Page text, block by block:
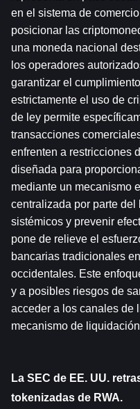
en el sistema de
posicionar las
una moneda nacional
los operadores
garantizar el
estrictamente el uso de
de ley permite
transacciones
enfrenten a restricciones
diseñada para
mediante un mecanismo
centralizada por parte
sistémicos y prevenir
pone de relieve el
bancarias tradicionales
occidentales. Este
y a posibles riesgos de
acceder a los canales de
mecanismo de
La SEC de EE. UU.
tokenizadas de RWA.